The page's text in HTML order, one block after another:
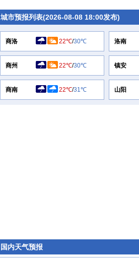
城市预报列表(2026-08-08 18:00发布)
商洛 22℃/30℃ 洛南
商州 22℃/30℃ 镇安
商南 22℃/31℃ 山阳
国内天气预报